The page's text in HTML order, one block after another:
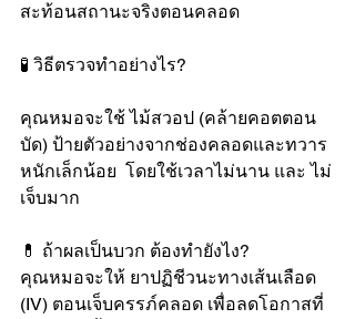
สะท้อนสถานะจริงตอนคลอด
🧪 วิธีตรวจทำอย่างไร?
คุณหมอจะใช้ ไม้สวอป (คล้ายคอตตอน
บัด) ป้ายตัวอย่างจากช่องคลอดและทวาร
หนักเล็กน้อย  โดยใช้เวลาไม่นาน และ ไม่
เจ็บมาก
💊 ถ้าผลเป็นบวก ต้องทำยังไง?
คุณหมอจะให้ ยาปฏิชีวนะทางเส้นเลือด
(IV) ตอนเจ็บครรภ์คลอด เพื่อลดโอกาสที่